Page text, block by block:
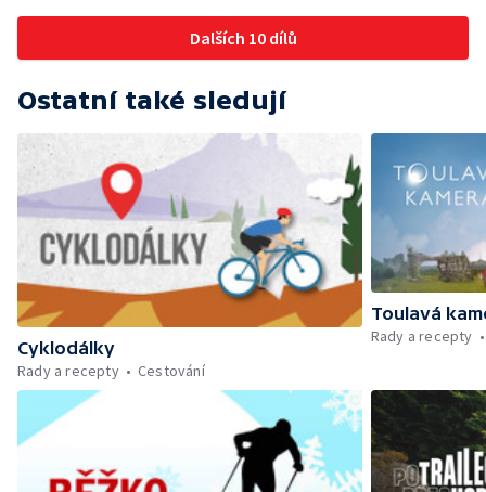
Dalších 10 dílů
Ostatní také sledují
Cyklodálky
Rady a recepty
Cestování
Toulavá
Rady a recepty